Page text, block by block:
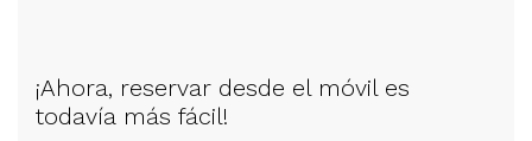
¡Ahora, reservar desde el móvil es
todavía más fácil!